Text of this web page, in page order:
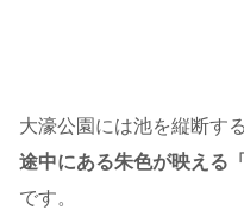
大濠公園には池を縦断す
途中にある朱色が映える
です。